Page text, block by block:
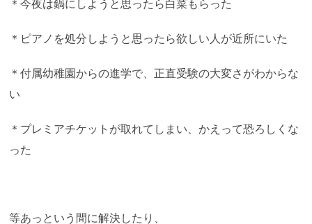
＊今夜は鍋にしようと思ったら白菜もらった
＊ピアノを処分しようと思ったら欲しい人が近所にいた
＊付属幼稚園からの進学で、正直受験の大変さがわからな
い
＊プレミアチケットが取れてしまい、かえって恐ろしくな
った
等あっという間に解決したり、